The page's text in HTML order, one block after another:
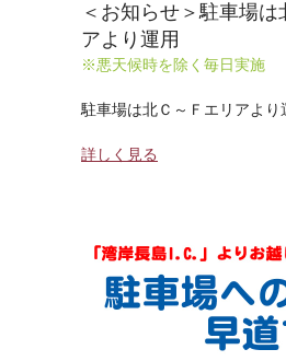
＜お知らせ＞駐車場は
アより運用
※悪天候時を除く毎日実施
駐車場は北Ｃ～Ｆエリアより
詳しく見る